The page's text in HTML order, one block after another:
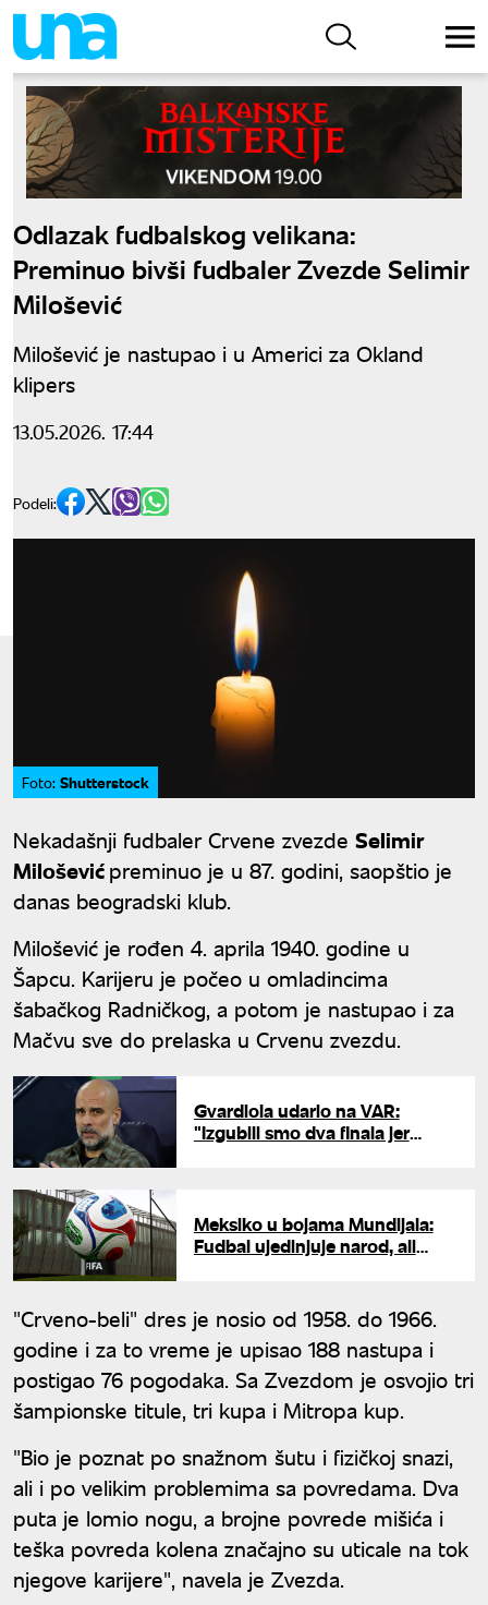
Odlazak fudbalskog velikana:
Preminuo bivši fudbaler Zvezde Selimir
Milošević
Milošević je nastupao i u Americi za Okland
klipers
13.05.2026. 17:44
Podeli:
Foto: Shutterstock
Nekadašnji fudbaler Crvene zvezde Selimir
Miloševićpreminuo je u 87. godini, saopštio je
danas beogradski klub.
Milošević je rođen 4. aprila 1940. godine u
Šapcu. Karijeru je počeo u omladincima
šabačkog Radničkog, a potom je nastupao i za
Mačvu sve do prelaska u Crvenu zvezdu.
Gvardiola udario na VAR:
"Izgubili smo dva finala jer
Meksiko u bojama Mundijala:
Fudbal ujedinjuje narod, ali
"Crveno-beli" dres je nosio od 1958. do 1966.
godine i za to vreme je upisao 188 nastupa i
postigao 76 pogodaka. Sa Zvezdom je osvojio tri
šampionske titule, tri kupa i Mitropa kup.
"Bio je poznat po snažnom šutu i fizičkoj snazi,
ali i po velikim problemima sa povredama. Dva
puta je lomio nogu, a brojne povrede mišića i
teška povreda kolena značajno su uticale na tok
njegove karijere", navela je Zvezda.